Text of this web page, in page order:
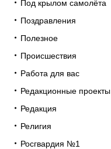
Под крылом самолёта
Поздравления
Полезное
Происшествия
Работа для вас
Редакционные проекты
Редакция
Религия
Росгвардия №1